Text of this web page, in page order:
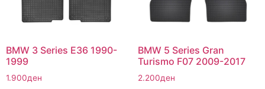
BMW 3 Series E36 1990-
1999
1.900ден
BMW 5 Series Gran
Turismo F07 2009-2017
2.200ден